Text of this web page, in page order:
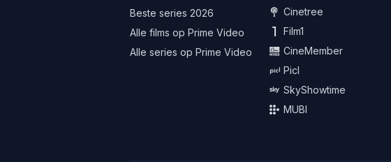
Beste series 2026
Alle films op Prime Video
Alle series op Prime Video
Cinetree
Film1
CineMember
Picl
SkyShowtime
MUBI